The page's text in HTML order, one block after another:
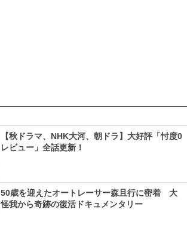
【秋ドラマ、NHK大河、朝ドラ】大好評「忖度0
レビュー」全話更新！
50歳を迎えたオートレーサー森且行に密着 大
怪我から奇跡の復活ドキュメンタリー